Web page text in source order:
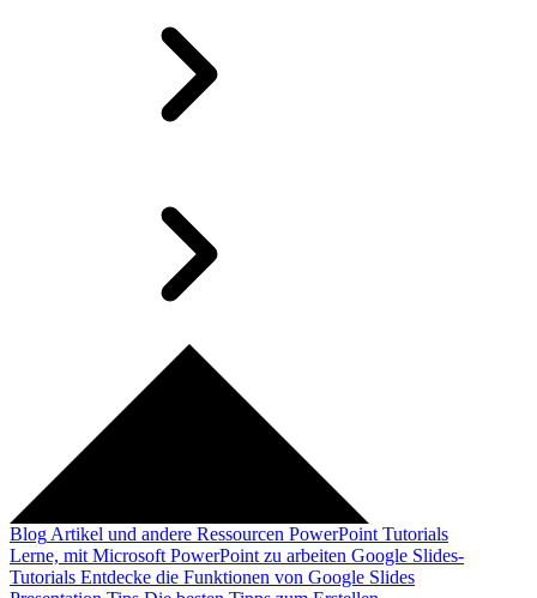
Blog Artikel und andere Ressourcen PowerPoint Tutorials
Lerne, mit Microsoft PowerPoint zu arbeiten Google Slides-
Tutorials Entdecke die Funktionen von Google Slides